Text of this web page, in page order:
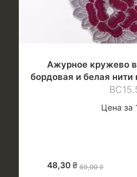
Ажурное кружево
бордовая и белая
Цена за
69,00₴
48,30₴